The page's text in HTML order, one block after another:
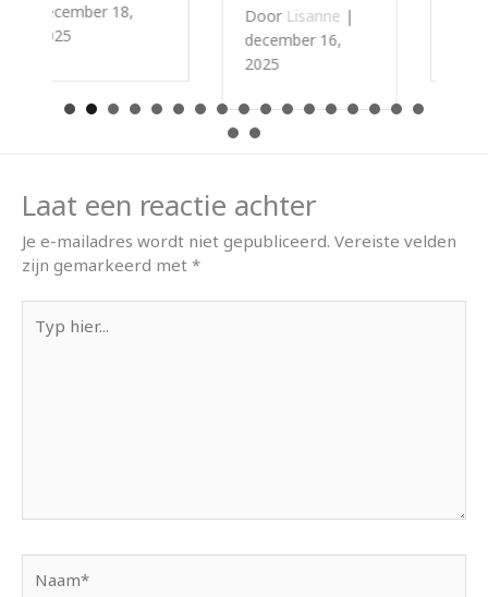
DoorLisanne
november 22,
2025
Laat een reactie achter
Je e-mailadres wordt niet gepubliceerd. Vereiste velden
zijn gemarkeerd met *
hier...